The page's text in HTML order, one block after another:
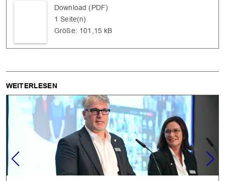
Download (PDF)
1 Seite(n)
Größe: 101,15 kB
WEITERLESEN